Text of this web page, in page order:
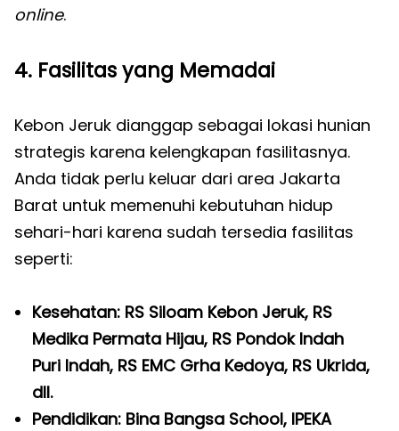
online.
4. Fasilitas yang Memadai
Kebon Jeruk dianggap sebagai lokasi hunian
strategis karena kelengkapan fasilitasnya.
Anda tidak perlu keluar dari area Jakarta
Barat untuk memenuhi kebutuhan hidup
sehari-hari karena sudah tersedia fasilitas
seperti:
Kesehatan: RS Siloam Kebon Jeruk, RS
Medika Permata Hijau, RS Pondok Indah
Puri Indah, RS EMC Grha Kedoya, RS Ukrida,
dll.
Pendidikan: Bina Bangsa School, IPEKA